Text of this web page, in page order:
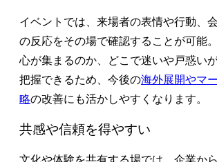
イベントでは、来場者の表情や行動、
の反応をその場で確認することが可能
心が集まるのか、どこで迷いや戸惑い
把握できるため、今後の海外展開やマ
略の改善にも活かしやすくなります。
共感や信頼を得やすい
文化や体験を共有する場では、企業か